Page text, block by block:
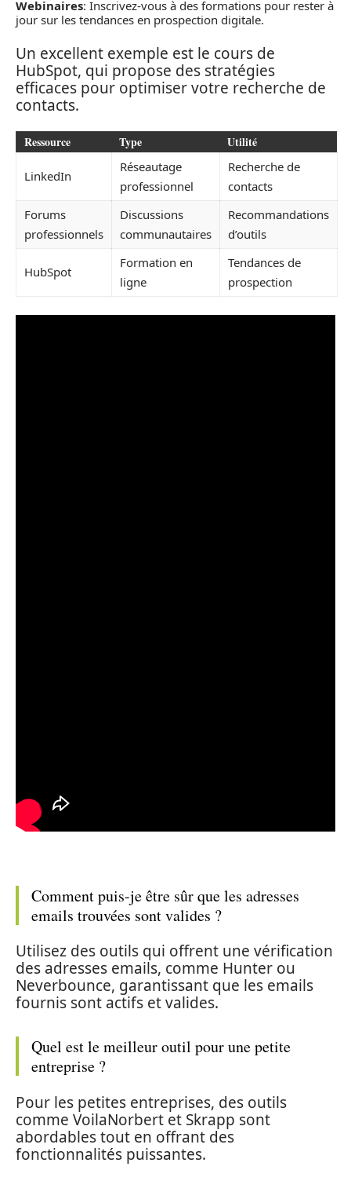
Webinaires: Inscrivez-vous à des formations pour rester à
jour sur les tendances en prospection digitale.
Un excellent exemple est le cours de
HubSpot, qui propose des stratégies
efficaces pour optimiser votre recherche de
contacts.
Ressource Type Utilité
LinkedIn
Réseautage
professionnel
Recherche de
contacts
Forums
professionnels
Discussions
communautaires
Recommandations
d’outils
HubSpot
Formation en
ligne
Tendances de
prospection
Comment puis-je être sûr que les adresses
emails trouvées sont valides ?
Utilisez des outils qui offrent une vérification
des adresses emails, comme Hunter ou
Neverbounce, garantissant que les emails
fournis sont actifs et valides.
Quel est le meilleur outil pour une petite
entreprise ?
Pour les petites entreprises, des outils
comme VoilaNorbert et Skrapp sont
abordables tout en offrant des
fonctionnalités puissantes.